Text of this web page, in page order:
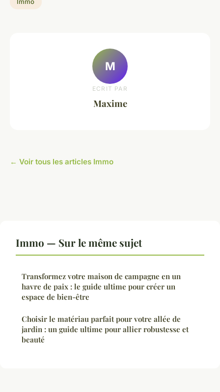
Immo
M
ECRIT PAR
Maxime
← Voir tous les articles Immo
Immo — Sur le même sujet
Transformez votre maison de campagne en un
havre de paix : le guide ultime pour créer un
espace de bien-être
Choisir le matériau parfait pour votre allée de
jardin : un guide ultime pour allier robustesse et
beauté